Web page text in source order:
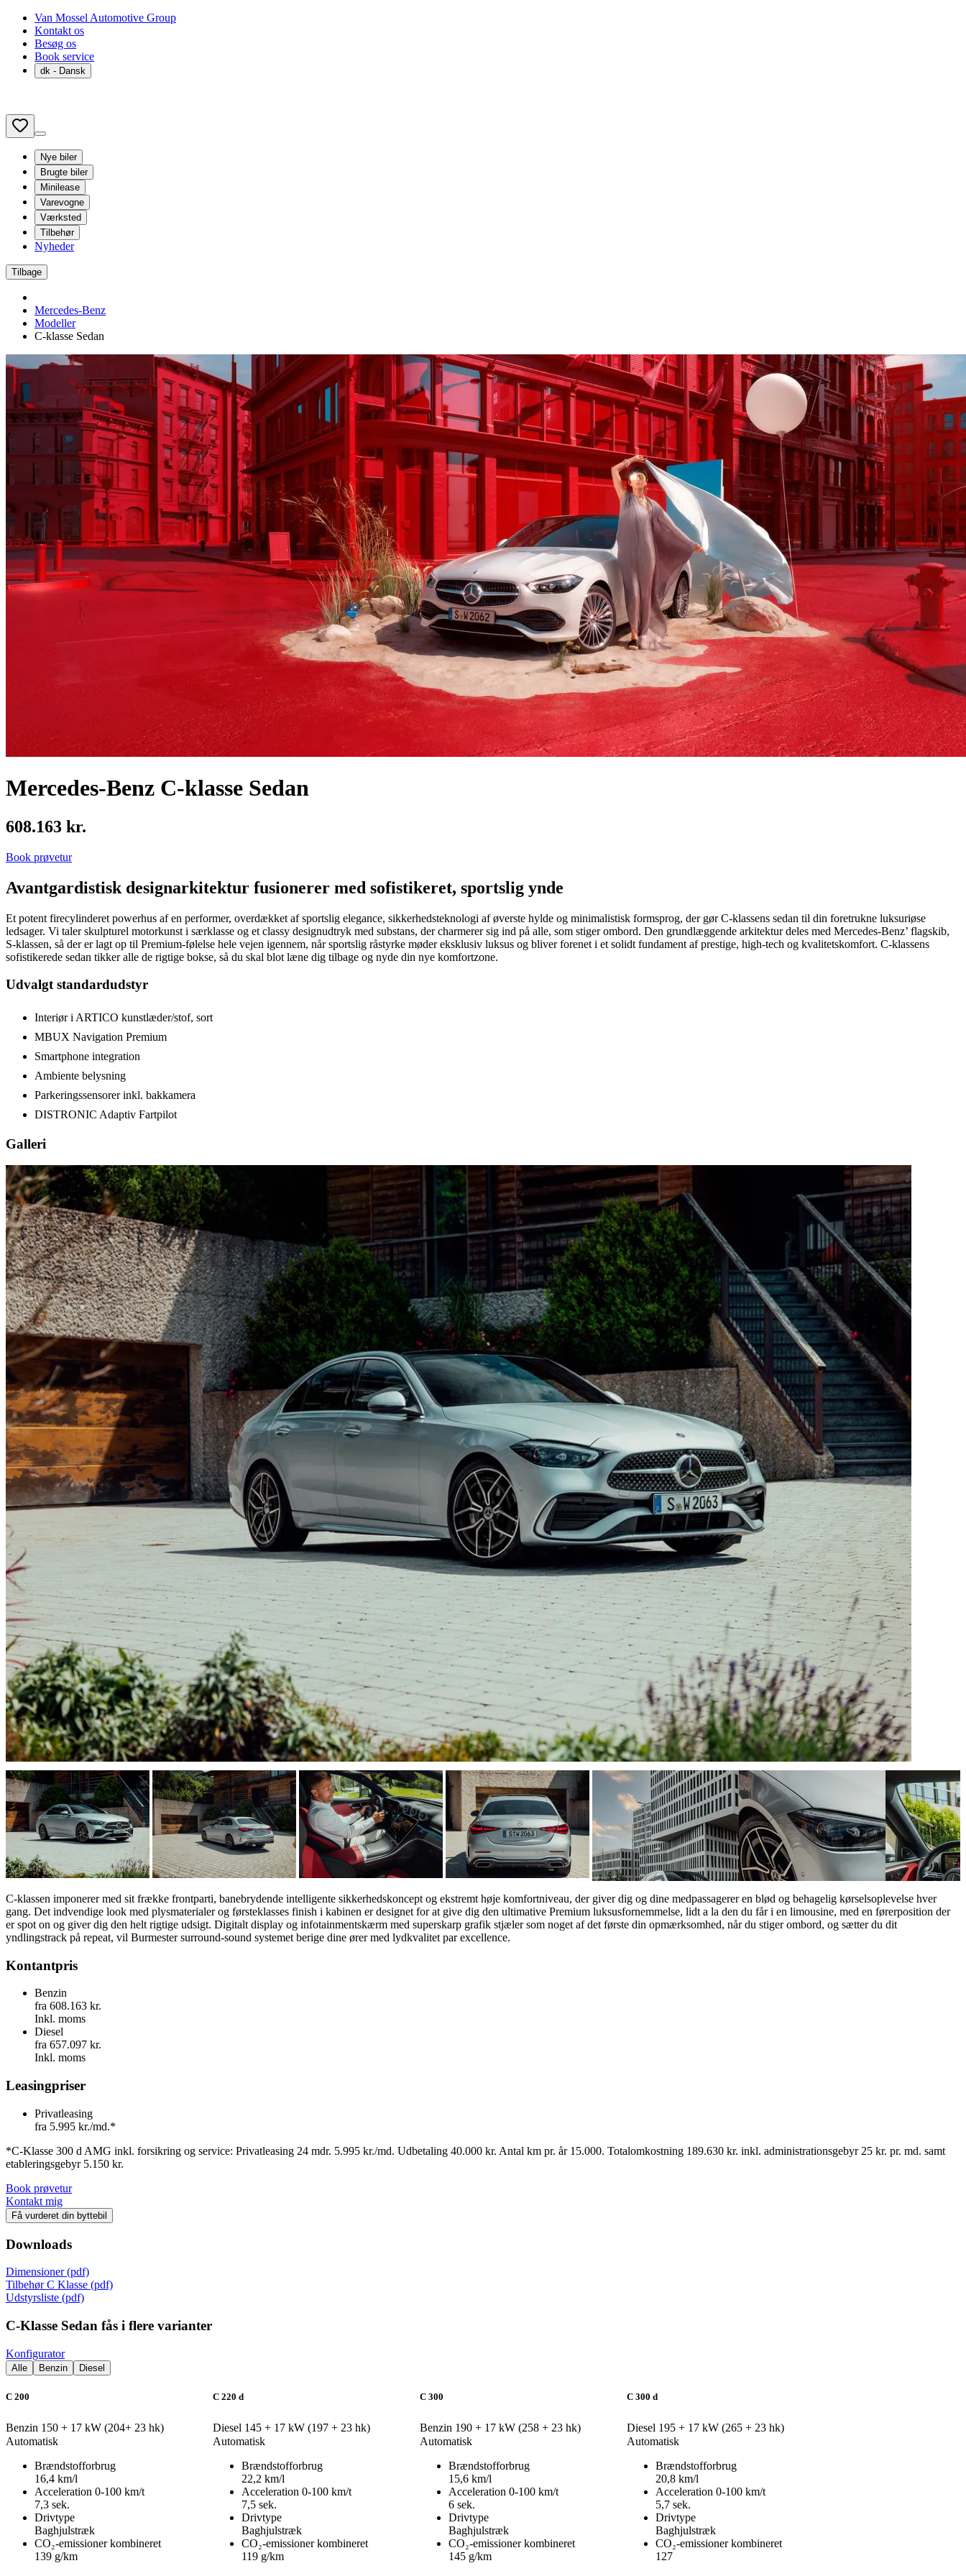
Van Mossel Automotive Group
Kontakt os
Besøg os
Book service
dk - Dansk
Nye biler
Brugte biler
Minilease
Varevogne
Værksted
Tilbehør
Nyheder
Tilbage
Mercedes-Benz
Modeller
C-klasse Sedan
Mercedes-Benz C-klasse Sedan
608.163 kr.
Book prøvetur
Avantgardistisk designarkitektur fusionerer med sofistikeret, sportslig ynde
Et potent firecylinderet powerhus af en performer, overdækket af sportslig elegance, sikkerhedsteknologi af øverste hylde og minimalistisk formsprog, der gør C-klassens sedan til din foretrukne luksuriøse
ledsager. Vi taler skulpturel motorkunst i særklasse og et classy designudtryk med substans, der charmerer sig ind på alle, som stiger ombord. Den grundlæggende arkitektur deles med Mercedes-Benz’ flagskib,
S-klassen, så der er lagt op til Premium-følelse hele vejen igennem, når sportslig råstyrke møder eksklusiv luksus og bliver forenet i et solidt fundament af prestige, high-tech og kvalitetskomfort. C-klassens
sofistikerede sedan tikker alle de rigtige bokse, så du skal blot læne dig tilbage og nyde din nye komfortzone.
Udvalgt standardudstyr
Interiør i ARTICO kunstlæder/stof, sort
MBUX Navigation Premium
Smartphone integration
Ambiente belysning
Parkeringssensorer inkl. bakkamera
DISTRONIC Adaptiv Fartpilot
Galleri
C-klassen imponerer med sit frække frontparti, banebrydende intelligente sikkerhedskoncept og ekstremt høje komfortniveau, der giver dig og dine medpassagerer en blød og behagelig kørselsoplevelse hver
gang. Det indvendige look med plysmaterialer og førsteklasses finish i kabinen er designet for at give dig den ultimative Premium luksusfornemmelse, lidt a la den du får i en limousine, med en førerposition der
er spot on og giver dig den helt rigtige udsigt. Digitalt display og infotainmentskærm med superskarp grafik stjæler som noget af det første din opmærksomhed, når du stiger ombord, og sætter du dit
yndlingstrack på repeat, vil Burmester surround-sound systemet berige dine ører med lydkvalitet par excellence.
Kontantpris
Benzin
fra 608.163 kr.
Inkl. moms
Diesel
fra 657.097 kr.
Inkl. moms
Leasingpriser
Privatleasing
fra 5.995 kr./md.*
*C-Klasse 300 d AMG inkl. forsikring og service: Privatleasing 24 mdr. 5.995 kr./md. Udbetaling 40.000 kr. Antal km pr. år 15.000. Totalomkostning 189.630 kr. inkl. administrationsgebyr 25 kr. pr. md. samt
etableringsgebyr 5.150 kr.
Book prøvetur
Kontakt mig
Få vurderet din byttebil
Downloads
Dimensioner (pdf)
Tilbehør C Klasse (pdf)
Udstyrsliste (pdf)
C-Klasse Sedan fås i flere varianter
Konfigurator
Alle Benzin Diesel
C 200
Benzin 150 + 17 kW (204+ 23 hk)
Automatisk
Brændstofforbrug
16,4 km/l
Acceleration 0-100 km/t
7,3 sek.
Drivtype
Baghjulstræk
CO₂-emissioner kombineret
139 g/km
C 220 d
Diesel 145 + 17 kW (197 + 23 hk)
Automatisk
Brændstofforbrug
22,2 km/l
Acceleration 0-100 km/t
7,5 sek.
Drivtype
Baghjulstræk
CO₂-emissioner kombineret
119 g/km
C 300
Benzin 190 + 17 kW (258 + 23 hk)
Automatisk
Brændstofforbrug
15,6 km/l
Acceleration 0-100 km/t
6 sek.
Drivtype
Baghjulstræk
CO₂-emissioner kombineret
145 g/km
C 300 d
Diesel 195 + 17 kW (265 + 23 hk)
Automatisk
Brændstofforbrug
20,8 km/l
Acceleration 0-100 km/t
5,7 sek.
Drivtype
Baghjulstræk
CO₂-emissioner kombineret
127